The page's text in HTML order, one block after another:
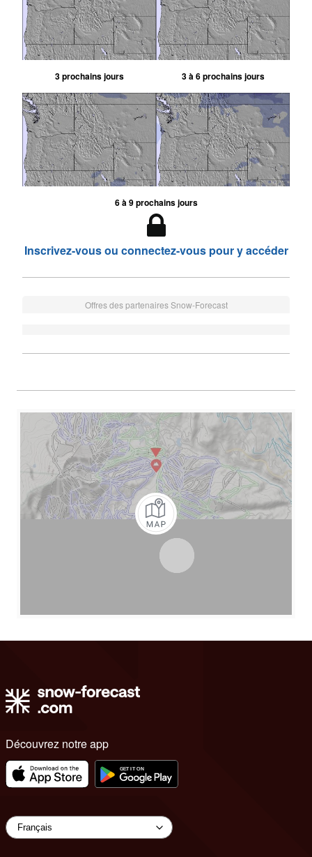
3 prochains jours 3 à 6 prochains jours
6 à 9 prochains jours
Inscrivez-vous ou connectez-vous pour y accéder
Offres des partenaires Snow-Forecast
Découvrez notre app